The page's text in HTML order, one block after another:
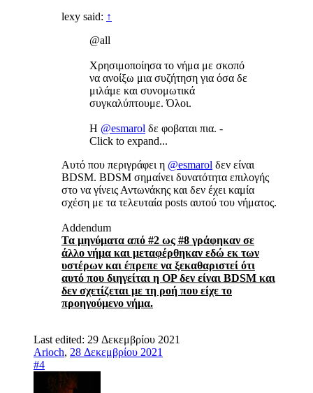
lexy said: ↑
@all
Χρησιμοποίησα το νήμα με σκοπό
να ανοίξω μια συζήτηση για όσα δε
μιλάμε και συνομωτικά
συγκαλύπτουμε. Όλοι.
Η @esmarol δε φοβαται πια. -
Click to expand...
Αυτό που περιγράφει η @esmarol δεν είναι
BDSM. BDSM σημαίνει δυνατότητα επιλογής
στο να γίνεις Αντωνάκης και δεν έχει καμία
σχέση με τα τελευταία posts αυτού του νήματος.
Addendum
Τα μηνύματα από #2 ως #8 γράφηκαν σε
άλλο νήμα και μεταφέρθηκαν εδώ εκ των
υστέρων και έπρεπε να ξεκαθαριστεί ότι
αυτό που διηγείται η OP δεν είναι BDSM και
δεν σχετίζεται με τη ροή που είχε το
προηγούμενο νήμα.
Last edited: 29 Δεκεμβρίου 2021
Arioch, 28 Δεκεμβρίου 2021
#4